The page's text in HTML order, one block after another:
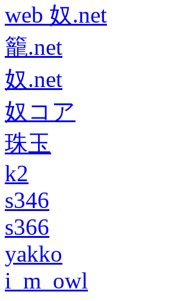
web 奴.net
籠.net
奴.net
奴コア
珠玉
k2
s346
s366
yakko
i_m_owl